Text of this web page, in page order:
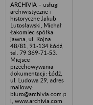
ARCHIVIA – usługi
archiwistyczne i
historyczne Jakub
Lutosławski, Michał
Łakomiec spółka
jawna, ul. Rojna
48/81, 91-134 Łódź,
tel. 79 369-71-53.
Miejsce
przechowywania
dokumentacji: Łódź,
ul. Ludowa 29, adres
mailowy:
biuro@archivia.com.p
l, www.archivia.com